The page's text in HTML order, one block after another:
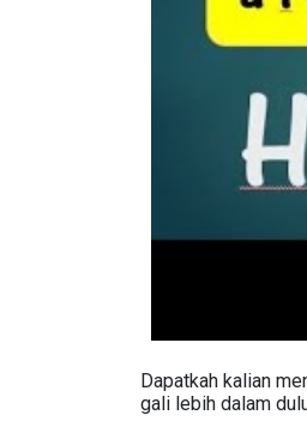
Dapatkah kalian
gali lebih dalam